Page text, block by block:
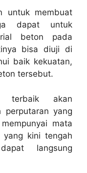
untuk membuat
dapat untuk
beton pada
bisa diuji di
baik kekuatan,
tersebut.
terbaik akan
perputaran yang
mata
kini tengah
langsung